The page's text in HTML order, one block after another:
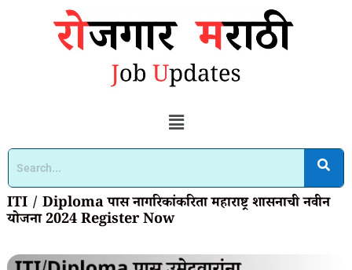
ITI / Diploma पास नागरिकांकरिता महाराष्ट्र शासनाची नवीन
योजना 2024 Register Now